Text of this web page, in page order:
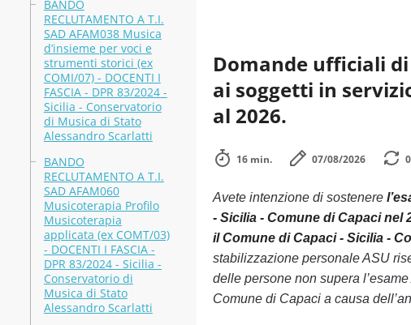
BANDO
RECLUTAMENTO A T.I.
SAD AFAM038 Musica
d’insieme per voci e
strumenti storici (ex
COMI/07) - DOCENTI I
FASCIA - DPR 83/2024 -
Sicilia - Conservatorio
di Musica di Stato
Alessandro Scarlatti
BANDO
RECLUTAMENTO A T.I.
SAD AFAM060
Musicoterapia Profilo
Musicoterapia
applicata (ex COMT/03)
- DOCENTI I FASCIA -
DPR 83/2024 - Sicilia -
Conservatorio di
Musica di Stato
Alessandro Scarlatti
Domande ufficiali
ai soggetti in
al 2026.
16 min. 07/08/2026
Avete intenzione di sostenere
- Sicilia - Comune di Capaci nel
il Comune di Capaci - Sicilia -
stabilizzazione personale ASU
delle persone non supera
Comune di Capaci a causa